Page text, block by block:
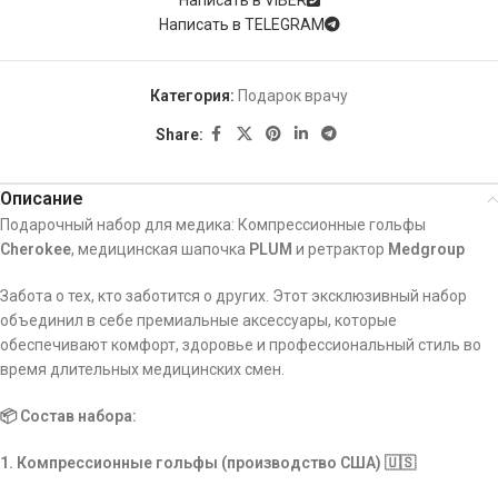
Написать в TELEGRAM
Категория: Подарок врачу
Share:
Описание
Подарочный набор для медика: Компрессионные гольфы
Cherokee, медицинская шапочка PLUM и ретрактор Medgroup
Забота о тех, кто заботится о других. Этот эксклюзивный набор
объединил в себе премиальные аксессуары, которые
обеспечивают комфорт, здоровье и профессиональный стиль во
время длительных медицинских смен.
📦 Состав набора:
1. Компрессионные гольфы (производство США) 🇺🇸